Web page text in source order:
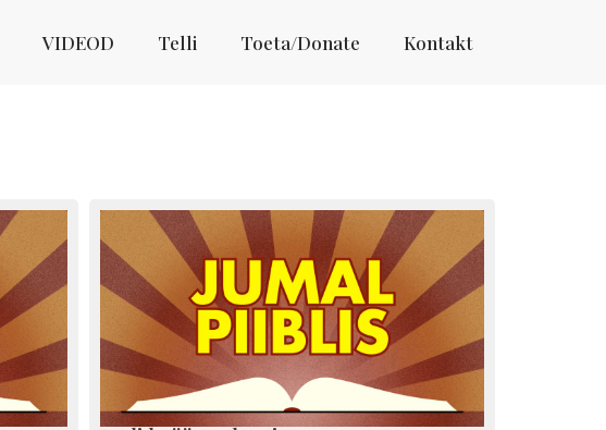
VIDEOD Telli Toeta/Donate Kontakt